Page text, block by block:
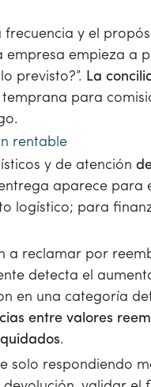
y el
empieza a
previsto?”. La
temprana para
rentable
y de atención
aparece para
logístico; para
a reclamar por
detecta el
en una categoría
entre valores
.
solo respondiendo